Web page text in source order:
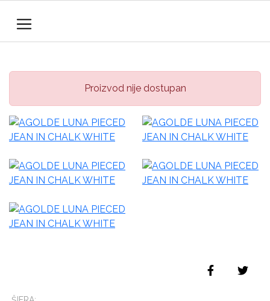
Proizvod nije dostupan